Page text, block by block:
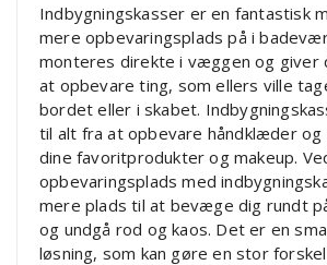
Indbygningskasser er en fantastisk
mere opbevaringsplads på i
monteres direkte i væggen og giver
at opbevare ting, som ellers ville
bordet eller i skabet.
til alt fra at opbevare håndklæder
dine favoritprodukter og makeup.
opbevaringsplads med
mere plads til at bevæge dig rundt
og undgå rod og kaos. Det er en
løsning, som kan gøre en stor